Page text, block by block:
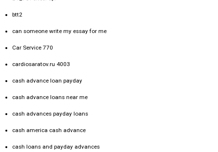
btt2
can someone write my essay for me
Car Service 770
cardiosaratov.ru 4003
cash advance loan payday
cash advance loans near me
cash advances payday loans
cash america cash advance
cash loans and payday advances